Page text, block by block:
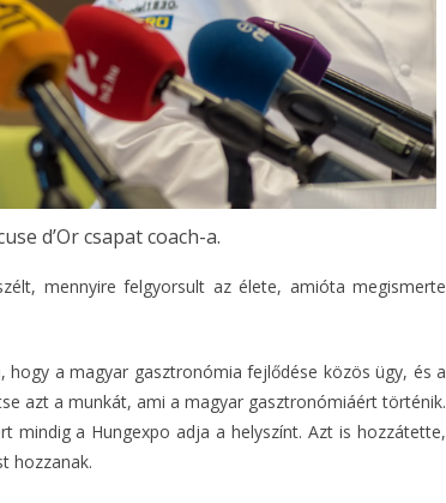
d’Or csapat coach-a.
mennyire felgyorsult az élete, amióta megismerte
hogy a magyar gasztronómia fejlődése közös ügy, és a
azt a munkát, ami a magyar gasztronómiáért történik.
mindig a Hungexpo adja a helyszínt. Azt is hozzátette,
hozzanak.